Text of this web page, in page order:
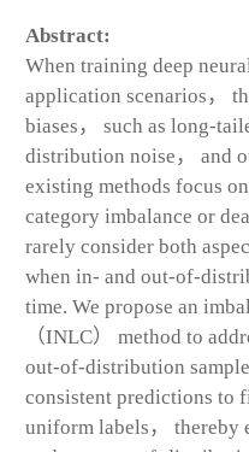
Abstract:
When training deep
application scenarios，
biases， such as long-
distribution noise， and
existing methods focus
category imbalance or
rarely consider both
when in- and out-of-
time. We propose an
（INLC） method to
out-of-distribution
consistent predictions to
uniform labels， thereby